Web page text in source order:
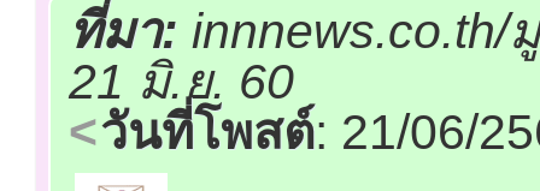
ที่มา:
21 มิ.ย. 60
วันที่โพสต์: 21/06/